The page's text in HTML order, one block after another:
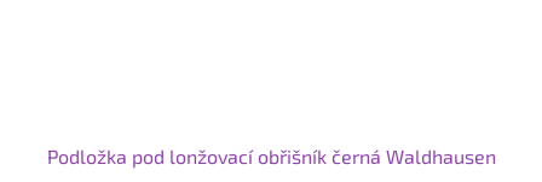
Podložka pod lonžovací obřišník černá Waldhausen